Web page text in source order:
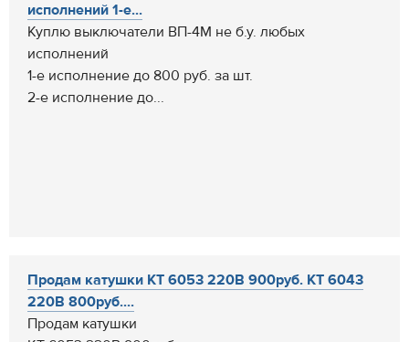
исполнений 1-е...
Куплю выключатели ВП-4М не б.у. любых
исполнений
1-е исполнение до 800 руб. за шт.
2-е исполнение до...
Продам катушки КТ 6053 220В 900руб. КТ 6043
220В 800руб....
Продам катушки